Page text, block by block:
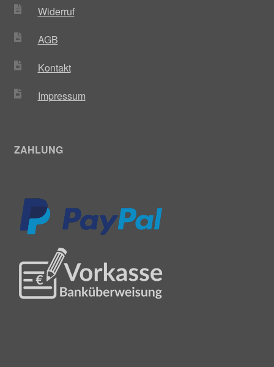
Widerruf
AGB
Kontakt
Impressum
ZAHLUNG